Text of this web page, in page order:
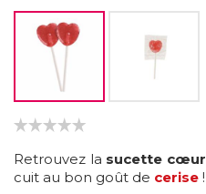
Retrouvez la sucette cœur
cuit au bon goût de cerise !